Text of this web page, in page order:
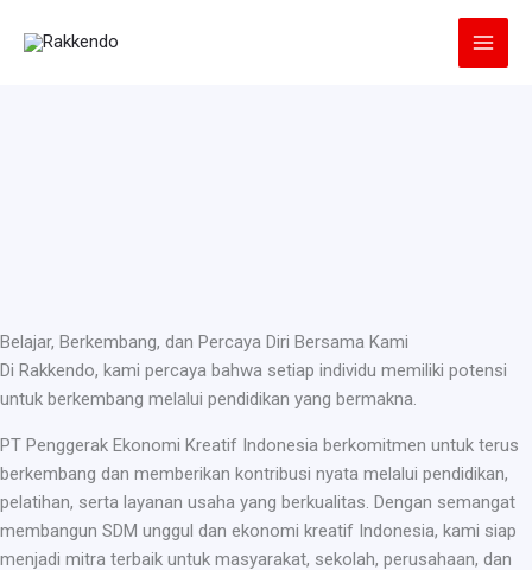
Belajar, Berkembang, dan Percaya Diri Bersama Kami
Di Rakkendo, kami percaya bahwa setiap individu memiliki potensi
untuk berkembang melalui pendidikan yang bermakna.
PT Penggerak Ekonomi Kreatif Indonesia berkomitmen untuk terus
berkembang dan memberikan kontribusi nyata melalui pendidikan,
pelatihan, serta layanan usaha yang berkualitas. Dengan semangat
membangun SDM unggul dan ekonomi kreatif Indonesia, kami siap
menjadi mitra terbaik untuk masyarakat, sekolah, perusahaan, dan